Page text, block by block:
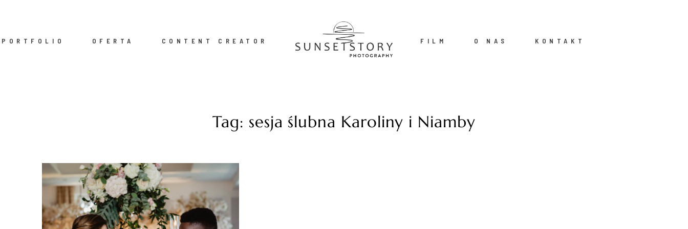
PORTFOLIO OFERTA CONTENT CREATOR FILM O NAS KONTAKT
Tag: sesja ślubna Karoliny i Niamby